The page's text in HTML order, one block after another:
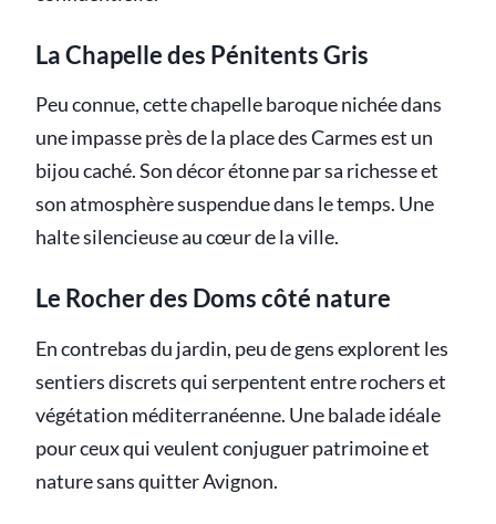
La Chapelle des Pénitents Gris
Peu connue, cette chapelle baroque nichée dans
une impasse près de la place des Carmes est un
bijou caché. Son décor étonne par sa richesse et
son atmosphère suspendue dans le temps. Une
halte silencieuse au cœur de la ville.
Le Rocher des Doms côté nature
En contrebas du jardin, peu de gens explorent les
sentiers discrets qui serpentent entre rochers et
végétation méditerranéenne. Une balade idéale
pour ceux qui veulent conjuguer patrimoine et
nature sans quitter Avignon.